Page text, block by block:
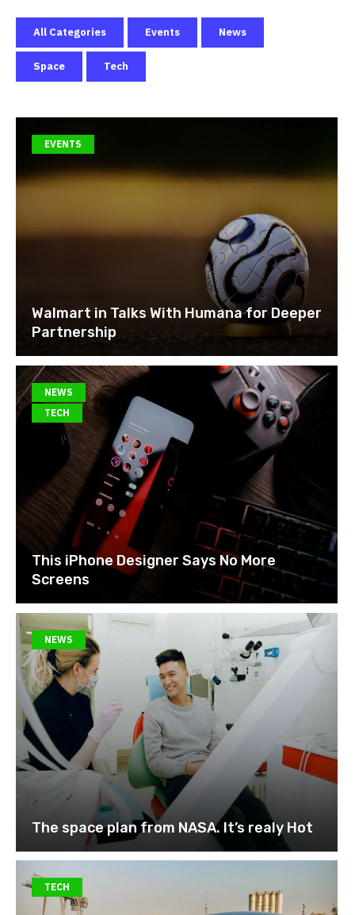
All Categories Events News
Space Tech
EVENTS
Walmart in Talks With Humana for Deeper
Partnership
NEWS
TECH
This iPhone Designer Says No More
Screens
NEWS
The space plan from NASA. It’s realy Hot
TECH